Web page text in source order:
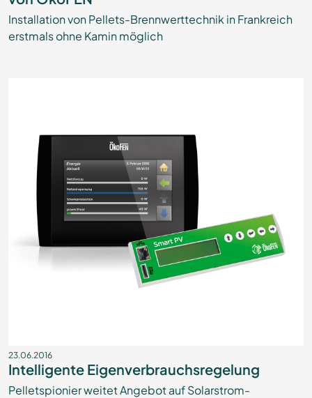
Installation von Pellets-Brennwerttechnik in Frankreich
erstmals ohne Kamin möglich
23.06.2016
Intelligente Eigenverbrauchsregelung
Pelletspionier weitet Angebot auf Solarstrom-